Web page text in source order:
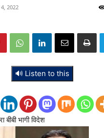
2022
🔊 Listen to this
बीबी भागी विदेश